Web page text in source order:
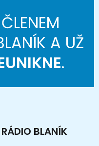
A UŽ
.
BLANÍK